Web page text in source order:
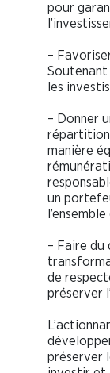
pour
–
Soutenant
les
– Donner
répartition
manière
un
– Faire du
de
préserver
préserver